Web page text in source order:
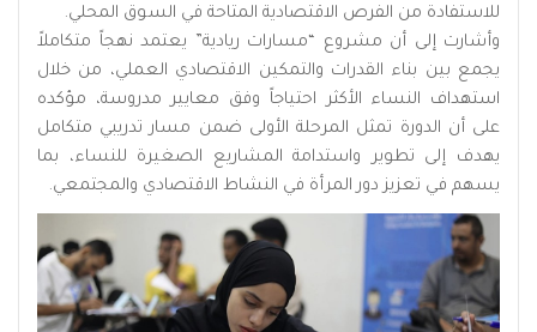
للاستفادة من الفرص الاقتصادية المتاحة في السوق المحلي.
وأشارت إلى أن مشروع “مسارات ريادية” يعتمد نهجاً متكاملاً
يجمع بين بناء القدرات والتمكين الاقتصادي العملي، من خلال
استهداف النساء الأكثر احتياجاً وفق معايير مدروسة، مؤكده
على أن الدورة تمثل المرحلة الأولى ضمن مسار تدريبي متكامل
يهدف إلى تطوير واستدامة المشاريع الصغيرة للنساء، بما
يسهم في تعزيز دور المرأة في النشاط الاقتصادي والمجتمعي.